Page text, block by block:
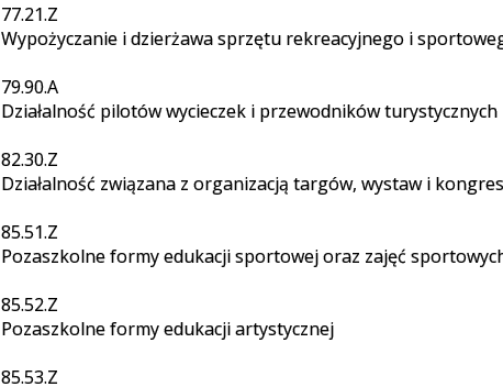
77.21.Z
Wypożyczanie i dzierżawa sprzętu rekreacyjnego i
79.90.A
Działalność pilotów wycieczek i przewodników turystycznych
82.30.Z
Działalność związana z organizacją targów, wystaw i
85.51.Z
Pozaszkolne formy edukacji sportowej oraz zajęć
85.52.Z
Pozaszkolne formy edukacji artystycznej
85.53.Z